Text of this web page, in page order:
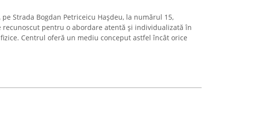
pe Strada Bogdan Petriceicu Hașdeu, la numărul 15,
recunoscut pentru o abordare atentă și individualizată în
Centrul oferă un mediu conceput astfel încât orice